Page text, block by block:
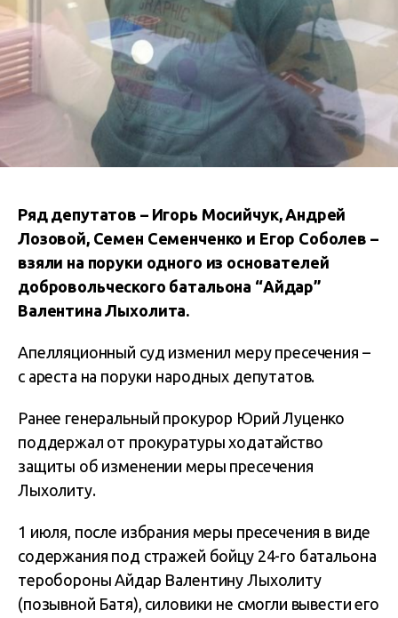
Ряд депутатов – Игорь Мосийчук, Андрей
Лозовой, Семен Семенченко и Егор Соболев –
взяли на поруки одного из основателей
добровольческого батальона “Айдар”
Валентина Лыхолита.
Апелляционный суд изменил меру пресечения –
с ареста на поруки народных депутатов.
Ранее генеральный прокурор Юрий Луценко
поддержал от прокуратуры ходатайство
защиты об изменении меры пресечения
Лыхолиту.
1 июля, после избрания меры пресечения в виде
содержания под стражей бойцу 24-го батальона
теробороны Айдар Валентину Лыхолиту
(позывной Батя), силовики не смогли вывести его